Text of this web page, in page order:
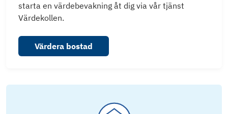
starta en värdebevakning åt dig via vår tjänst
Värdekollen.
Värdera bostad